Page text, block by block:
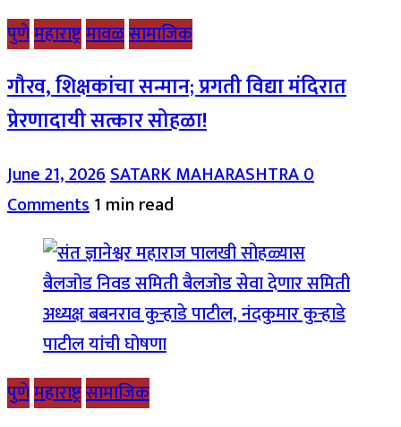
पुणेमहाराष्ट्रमावळसामाजिक
गौरव, शिक्षकांचा सन्मान; प्रगती विद्या मंदिरात
प्रेरणादायी सत्कार सोहळा!
June 21, 2026SATARK MAHARASHTRA0
Comments1 min read
पुणेमहाराष्ट्रसामाजिक